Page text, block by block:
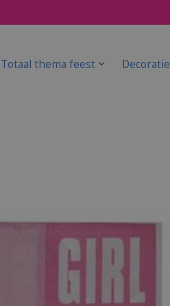
Totaal thema feest Decoratie